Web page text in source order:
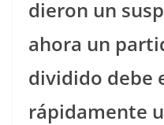
dieron un
ahora un
dividido debe
rápidamente